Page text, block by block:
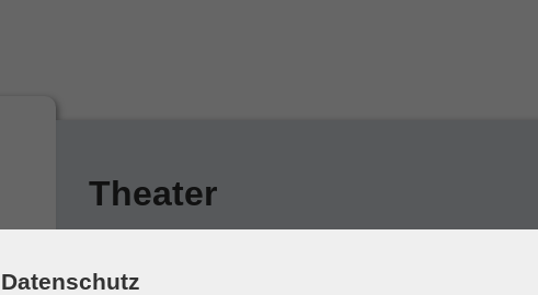
Theater
Datenschutz